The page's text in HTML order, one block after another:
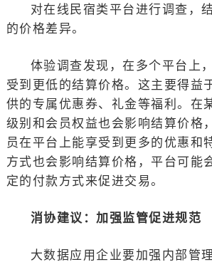
对在线民宿类平台进行调查，
的价格差异。
体验调查发现，在多个平台上
受到更低的结算价格。这主要得益
供的专属优惠券、礼金等福利。在
级别和会员权益也会影响结算价格
员在平台上能享受到更多的优惠和
方式也会影响结算价格，平台可能
定的付款方式来促进交易。
消协建议：加强监管促进规范
大数据应用企业要加强内部管